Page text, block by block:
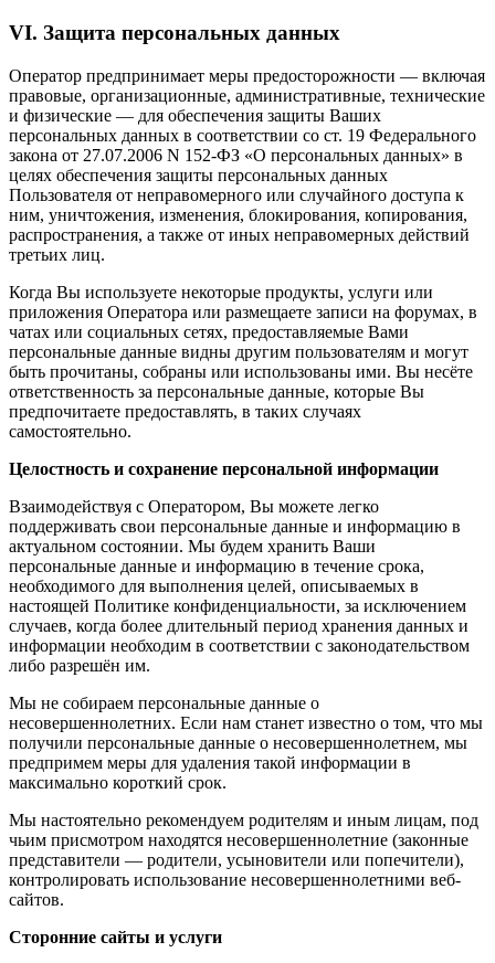
VI. Защита персональных данных
Оператор предпринимает меры предосторожности — включая
правовые, организационные, административные, технические
и физические — для обеспечения защиты Ваших
персональных данных в соответствии со ст. 19 Федерального
закона от 27.07.2006 N 152-ФЗ «О персональных данных» в
целях обеспечения защиты персональных данных
Пользователя от неправомерного или случайного доступа к
ним, уничтожения, изменения, блокирования, копирования,
распространения, а также от иных неправомерных действий
третьих лиц.
Когда Вы используете некоторые продукты, услуги или
приложения Оператора или размещаете записи на форумах, в
чатах или социальных сетях, предоставляемые Вами
персональные данные видны другим пользователям и могут
быть прочитаны, собраны или использованы ими. Вы несёте
ответственность за персональные данные, которые Вы
предпочитаете предоставлять, в таких случаях
самостоятельно.
Целостность и сохранение персональной информации
Взаимодействуя с Оператором, Вы можете легко
поддерживать свои персональные данные и информацию в
актуальном состоянии. Мы будем хранить Ваши
персональные данные и информацию в течение срока,
необходимого для выполнения целей, описываемых в
настоящей Политике конфиденциальности, за исключением
случаев, когда более длительный период хранения данных и
информации необходим в соответствии с законодательством
либо разрешён им.
Мы не собираем персональные данные о
несовершеннолетних. Если нам станет известно о том, что мы
получили персональные данные о несовершеннолетнем, мы
предпримем меры для удаления такой информации в
максимально короткий срок.
Мы настоятельно рекомендуем родителям и иным лицам, под
чьим присмотром находятся несовершеннолетние (законные
представители — родители, усыновители или попечители),
контролировать использование несовершеннолетними веб-
сайтов.
Сторонние сайты и услуги